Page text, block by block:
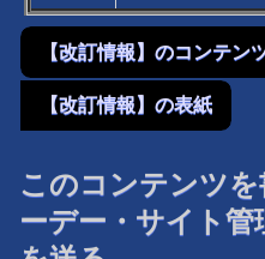
【改訂情報】のコンテン
【改訂情報】の表紙
このコンテンツ
ーデー・サイト